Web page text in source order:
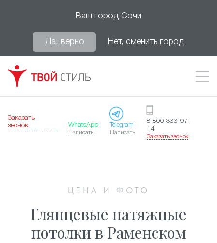
Ваш город Сочи
Да, верно Нет, сменить город
Заказать
звонок
WhatsApp
Написать
Telegram
Написать
8 800 333-97-
14
Заказать звонок
ЦЕНА И ФОТО
Глянцевые натяжные
потолки в Раменском